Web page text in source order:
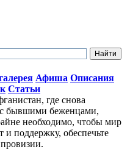
Афиша Описания
Статьи
где снова
с бывшими беженцами,
необходимо, чтобы мир
поддержку, обеспечьте